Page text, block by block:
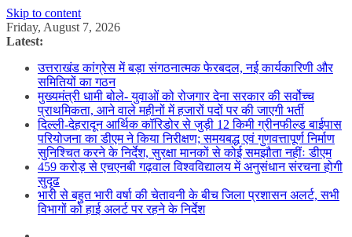
Skip to content
Friday, August 7, 2026
Latest:
उत्तराखंड कांग्रेस में बड़ा संगठनात्मक फेरबदल, नई कार्यकारिणी और
समितियों का गठन
मुख्यमंत्री धामी बोले- युवाओं को रोजगार देना सरकार की सर्वोच्च
प्राथमिकता, आने वाले महीनों में हजारों पदों पर की जाएगी भर्ती
दिल्ली-देहरादून आर्थिक कॉरिडोर से जुड़ी 12 किमी ग्रीनफील्ड बाईपास
परियोजना का डीएम ने किया निरीक्षण; समयबद्ध एवं गुणवत्तापूर्ण निर्माण
सुनिश्चित करने के निर्देश, सुरक्षा मानकों से कोई समझौता नहींः डीएम
459 करोड़ से एचएनबी गढ़वाल विश्वविद्यालय में अनुसंधान संरचना होगी
सुदृढ
भारी से बहुत भारी वर्षा की चेतावनी के बीच जिला प्रशासन अलर्ट, सभी
विभागों को हाई अलर्ट पर रहने के निर्देश